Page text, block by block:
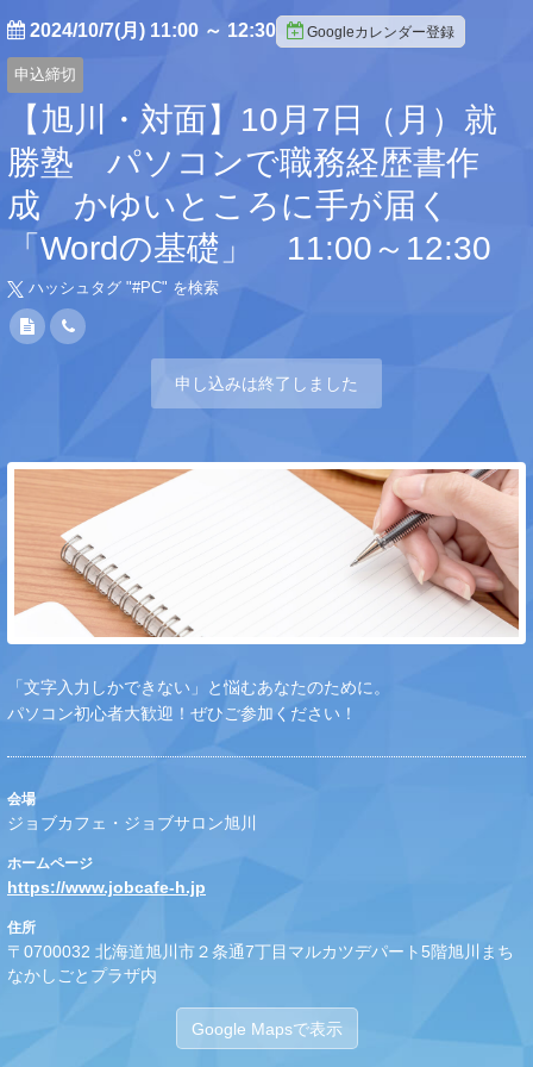
2024/10/7(月) 11:00 ～ 12:30 Googleカレンダー登録
申込締切
【旭川・対面】10月7日（月）就
勝塾 パソコンで職務経歴書作
成 かゆいところに手が届く
「Wordの基礎」 11:00～12:30
ハッシュタグ "#PC" を検索
申し込みは終了しました
「文字入力しかできない」と悩むあなたのために。
パソコン初心者大歓迎！ぜひご参加ください！
会場
ジョブカフェ・ジョブサロン旭川
ホームページ
https://www.jobcafe-h.jp
住所
〒0700032 北海道旭川市２条通7丁目マルカツデパート5階旭川まち
なかしごとプラザ内
Google Mapsで表示